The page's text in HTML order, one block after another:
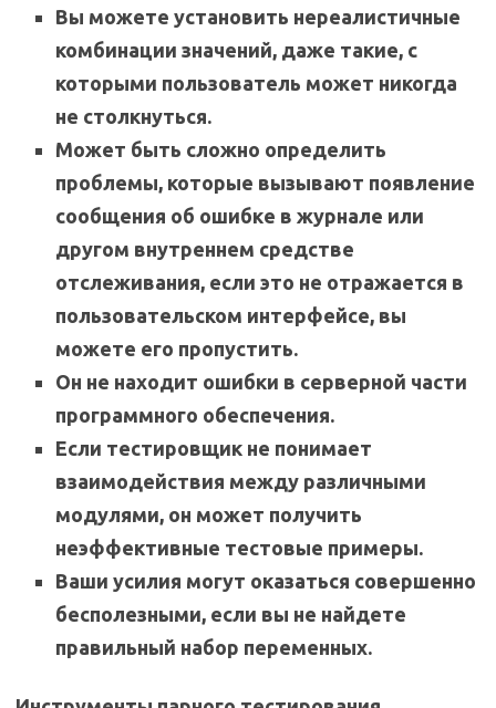
Вы можете установить нереалистичные
комбинации значений, даже такие, с
которыми пользователь может никогда
не столкнуться.
Может быть сложно определить
проблемы, которые вызывают появление
сообщения об ошибке в журнале или
другом внутреннем средстве
отслеживания, если это не отражается в
пользовательском интерфейсе, вы
можете его пропустить.
Он не находит ошибки в серверной части
программного обеспечения.
Если тестировщик не понимает
взаимодействия между различными
модулями, он может получить
неэффективные тестовые примеры.
Ваши усилия могут оказаться совершенно
бесполезными, если вы не найдете
правильный набор переменных.